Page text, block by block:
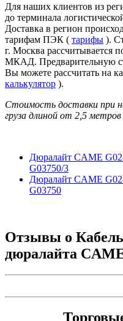
Для наших клиентов из
до терминала
Доставка в регион
тарифам ПЭК ( тарифы ).
г. Москва рассчитывается
МКАД. Предварительную
Вы можете рассчитать на
калькулятор ).
Стоимость доставки при
груза длиной от 2,5 метров
Дюралайт CAME
G03750/3
Дюралайт CAME
G03750
Отзывы о
дюралайта